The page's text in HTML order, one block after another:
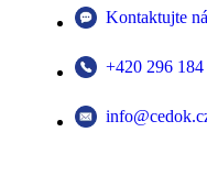
Kontaktujte
+420 296 184